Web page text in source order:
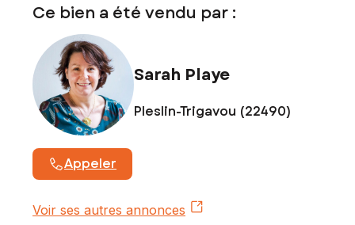
Ce bien a été vendu par :
Sarah Playe
Pleslin-Trigavou (22490)
Appeler
Voir ses autres annonces